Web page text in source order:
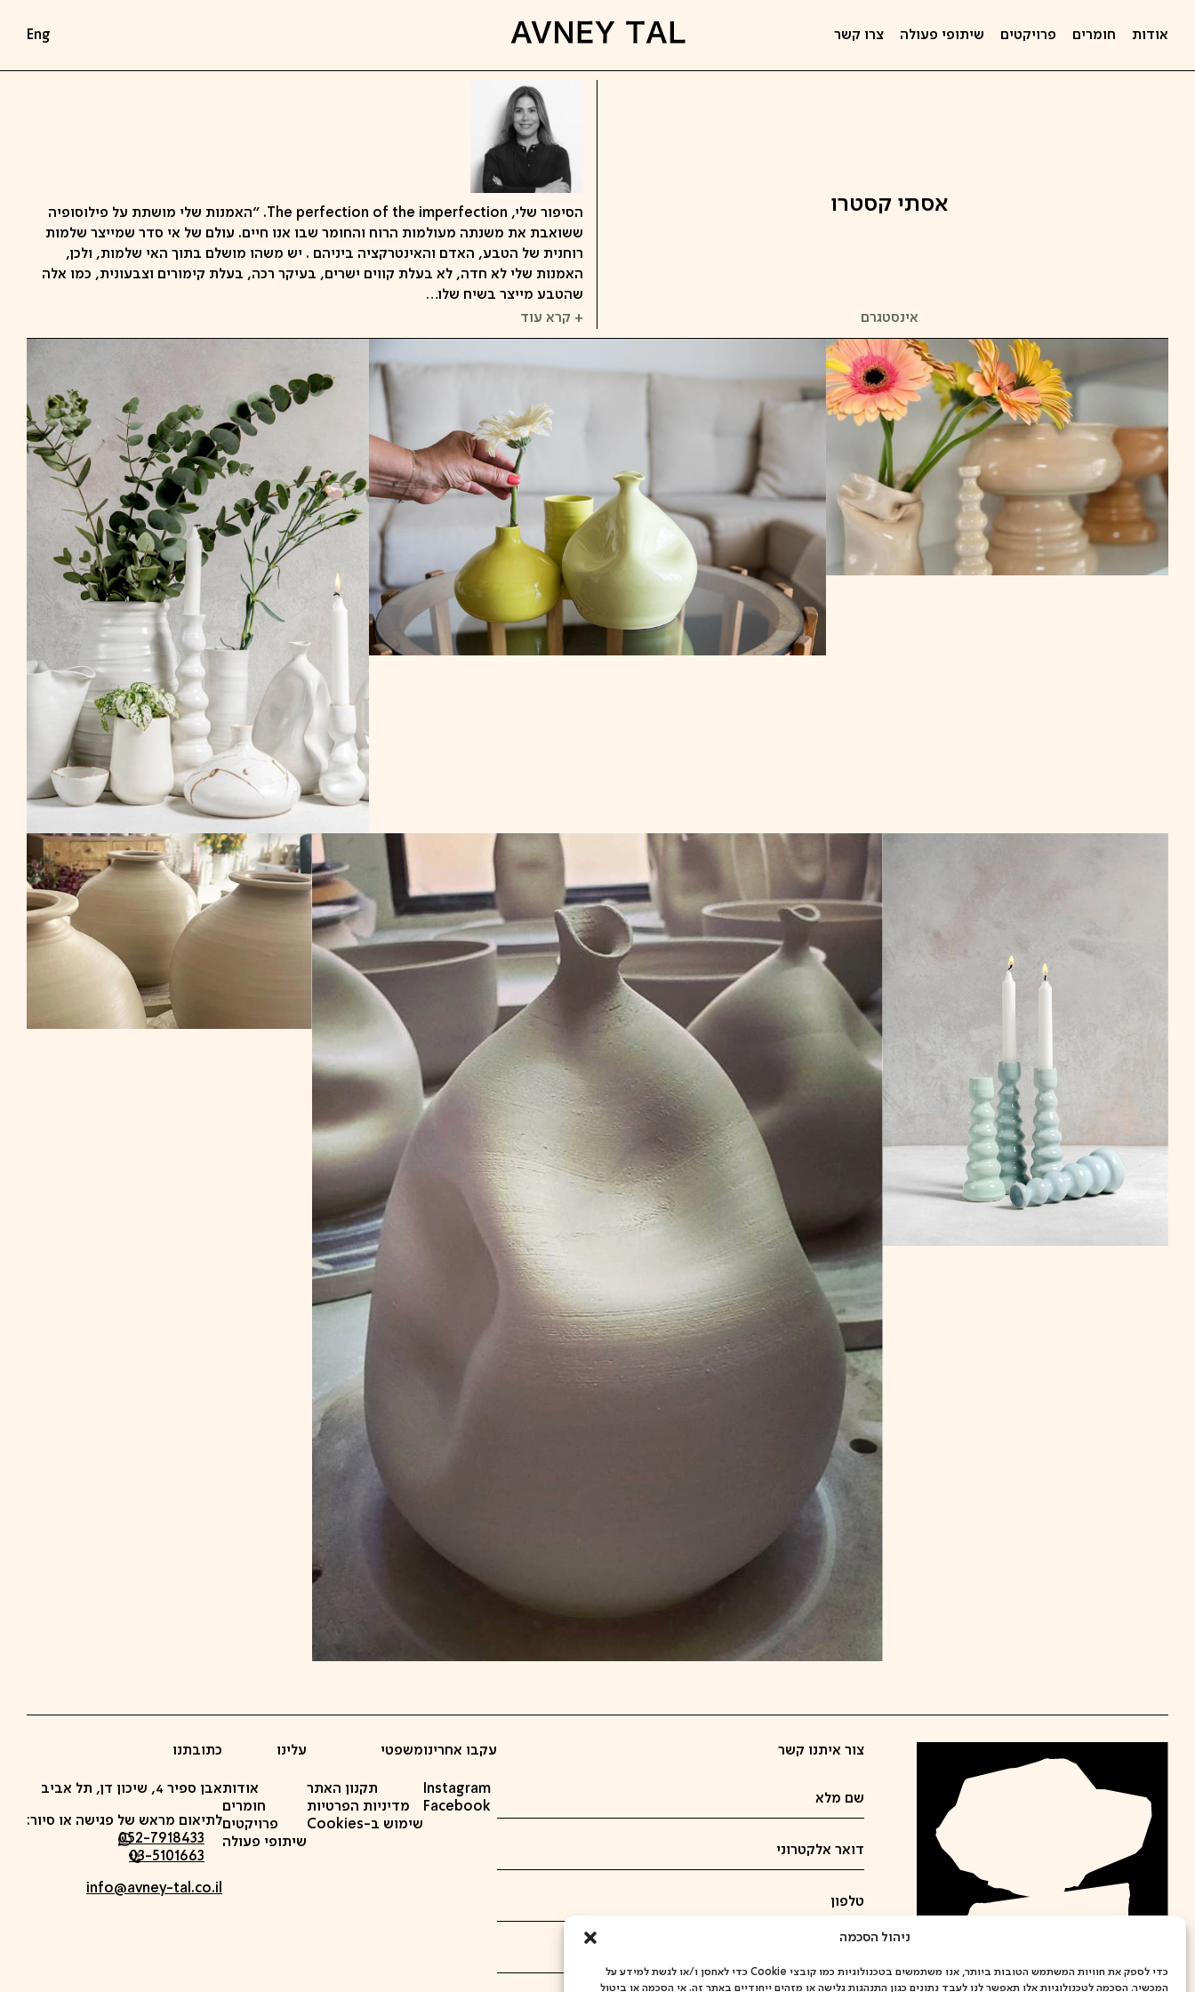
ניהול הסכמה
כדי לספק את חוויות המשתמש הטובות ביותר, אנו משתמשים בטכנולוגיות כמו קובצי Cookie כדי לאחסן ו/או לגשת למידע על
המכשיר. הסכמה לטכנולוגיות אלו תאפשר לנו לעבד נתונים כגון התנהגות גלישה או מזהים ייחודיים באתר זה. אי הסכמה או ביטול
אודות חומרים פרויקטים שיתופי פעולה צרו קשר Eng
אסתי קסטרו
אינסטגרם
הסיפור שלי, The perfection of the imperfection. "האמנות שלי מושתת על פילוסופיה
ששואבת את משנתה מעולמות הרוח והחומר שבו אנו חיים. עולם של אי סדר שמייצר שלמות
רוחנית של הטבע, האדם והאינטרקציה ביניהם . יש משהו מושלם בתוך האי שלמות, ולכן,
האמנות שלי לא חדה, לא בעלת קווים ישרים, בעיקר רכה, בעלת קימורים וצבעונית, כמו אלה
שהטבע מייצר בשיח שלו…
+ קרא עוד
צור איתנו קשר עקבו אחרינו
Instagram
Facebook
משפטי
תקנון האתר
מדיניות הפרטיות
שימוש ב-Cookies
עלינו
אודות
חומרים
פרויקטים
שיתופי פעולה
כתובתנו
אבן ספיר 4, שיכון דן, תל אביב
לתיאום מראש של פגישה או סיור:
052-7918433
03-5101663
info@avney-tal.co.il